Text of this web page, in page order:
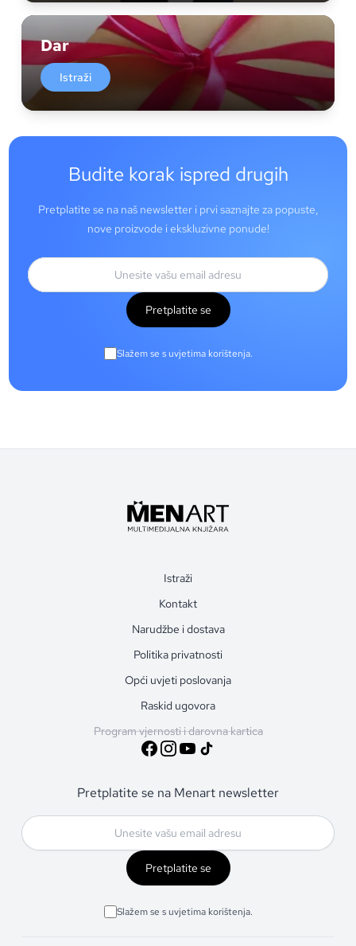
Dar
Istraži
Budite korak ispred drugih
Pretplatite se na naš newsletter i prvi saznajte za popuste,
nove proizvode i ekskluzivne ponude!
Pretplatite se
Slažem se s uvjetima korištenja.
Istraži
Kontakt
Narudžbe i dostava
Politika privatnosti
Opći uvjeti poslovanja
Raskid ugovora
Program vjernosti i darovna kartica
Pretplatite se na Menart newsletter
Pretplatite se
Slažem se s uvjetima korištenja.